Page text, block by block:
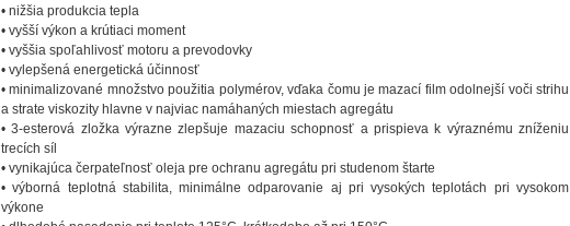
• nižšia produkcia tepla
• vyšší výkon a krútiaci moment
• vyššia spoľahlivosť motoru a prevodovky
• vylepšená energetická účinnosť
• minimalizované množstvo použitia polymérov, vďaka čomu je mazací film odolnejší voči strihu
a strate viskozity hlavne v najviac namáhaných miestach agregátu
• 3-esterová zložka výrazne zlepšuje mazaciu schopnosť a prispieva k výraznému zníženiu
trecích síl
• vynikajúca čerpateľnosť oleja pre ochranu agregátu pri studenom štarte
• výborná teplotná stabilita, minimálne odparovanie aj pri vysokých teplotách pri vysokom
výkone